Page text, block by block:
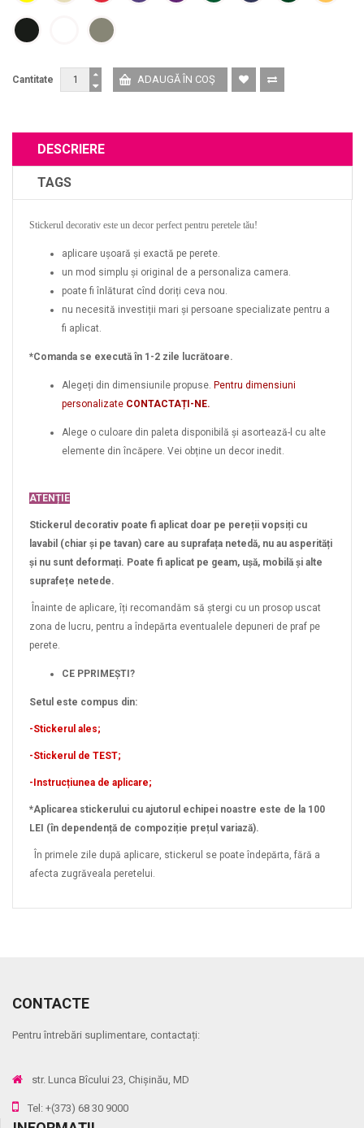
Cantitate
DESCRIERE
TAGS
Stickerul decorativ este un decor perfect pentru peretele tău!
aplicare ușoară și exactă pe perete.
un mod simplu și original de a personaliza camera.
poate fi înlăturat cînd doriți ceva nou.
nu necesită investiții mari și persoane specializate pentru a
fi aplicat.
*Comanda se execută în 1-2 zile lucrătoare.
Alegeți din dimensiunile propuse. Pentru dimensiuni
personalizate CONTACTAȚI-NE.
Alege o culoare din paleta disponibilă și asortează-l cu alte
elemente din încăpere. Vei obține un decor inedit.
ATENȚIE
Stickerul decorativ poate fi aplicat doar pe pereții vopsiți cu
lavabil (chiar și pe tavan) care au suprafața netedă, nu au asperități
și nu sunt deformați. Poate fi aplicat pe geam, ușă, mobilă și alte
suprafețe netede.
Înainte de aplicare, îți recomandăm să ștergi cu un prosop uscat
zona de lucru, pentru a îndepărta eventualele depuneri de praf pe
perete.
CE PPRIMEȘTI?
Setul este compus din:
-Stickerul ales;
-Stickerul de TEST;
-Instrucțiunea de aplicare;
*Aplicarea stickerului cu ajutorul echipei noastre este de la 100
LEI (în dependență de compoziție prețul variază).
În primele zile după aplicare, stickerul se poate îndepărta, fără a
afecta zugrăveala peretelui.
CONTACTE
Pentru întrebări suplimentare, contactați:
str. Lunca Bîcului 23, Chișinău, MD
Tel: +(373) 68 30 9000